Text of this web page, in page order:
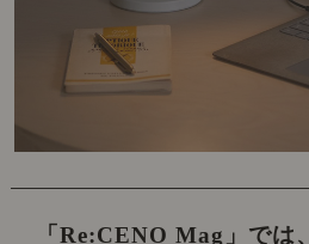
「Re:CENO Mag」では、